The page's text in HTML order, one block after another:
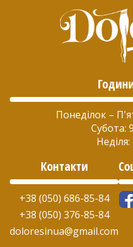
Понеділок –
Субота:
Контакти
+38 (050) 686-85-84
+38 (050) 376-85-84
doloresinua@gmail.com